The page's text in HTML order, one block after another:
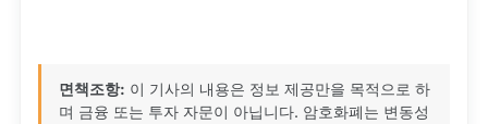
면책조항: 이 기사의 내용은 정보 제공만을 목적으로 하
며 금융 또는 투자 자문이 아닙니다. 암호화폐는 변동성